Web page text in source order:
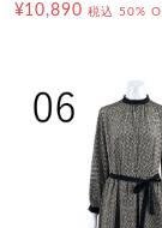
¥10,890 税込 50%